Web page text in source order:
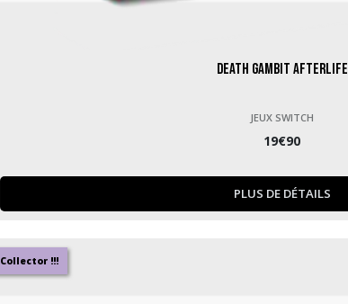
Death Gambit Afterlife
JEUX SWITCH
19€90
PLUS DE DÉTAILS
Collector !!!